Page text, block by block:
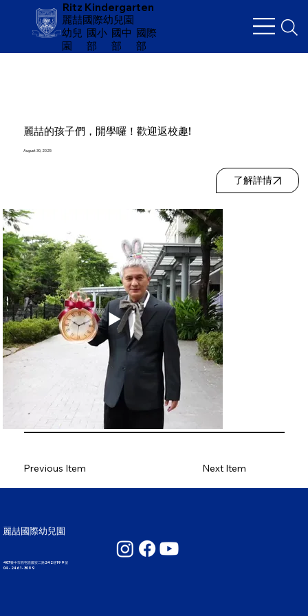
Ritz Kindergarten
麗喆國際幼兒園
幼兒
園
​國小
部
國中
部
國際
部
麗喆的孩子們，開學囉！歡迎返校趣!
August 30, 2025
了解詳情
Previous Item Next Item
麗喆國際幼兒園
407臺中市西屯區國安二路242巷199號
04 - 2461 - 3099